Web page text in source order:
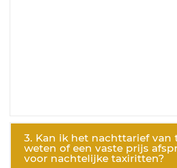
3. Kan ik het nachttarief van
weten of een vaste prijs
voor nachtelijke taxiritten?